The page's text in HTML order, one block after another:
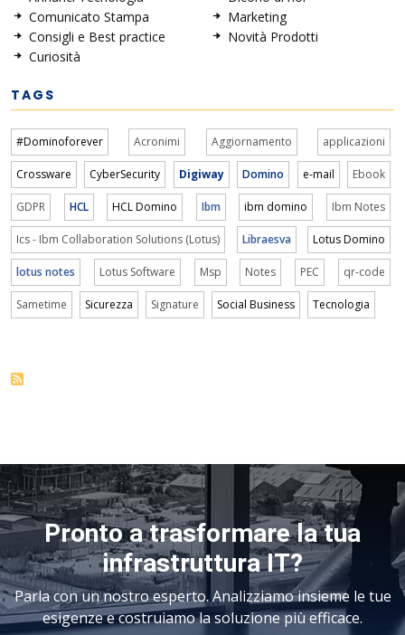
Comunicato Stampa
Consigli e Best practice
Curiosità
Marketing
Novità Prodotti
TAGS
#Dominoforever Acronimi Aggiornamento applicazioni
Crossware CyberSecurity Digiway Domino e-mail Ebook
GDPR HCL HCL Domino Ibm ibm domino Ibm Notes
Ics - Ibm Collaboration Solutions (Lotus) Libraesva Lotus Domino
lotus notes Lotus Software Msp Notes PEC qr-code
Sametime Sicurezza Signature Social Business Tecnologia
Pronto a trasformare la tua
infrastruttura IT?
Parla con un nostro esperto. Analizziamo insieme le tue
esigenze e costruiamo la soluzione più efficace.